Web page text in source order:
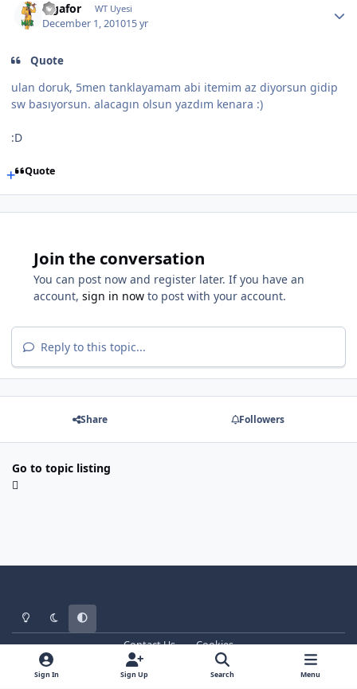
Ligafor WT Uyesi
December 1, 201015 yr
Quote
ulan doruk, 5men tanklayamam abi itemim az diyorsun gidip
sw basıyorsun. alacagın olsun yazdım kenara :)
:D
Quote
Join the conversation
You can post now and register later. If you have an
account, sign in now to post with your account.
Reply to this topic...
Share Followers
Go to topic listing
Light ModeDark ModeSystem Preference
Contact Us
Cookies
WT - http://www.ebattle.net
Powered byInvision Community
Sign In Sign Up Search Menu